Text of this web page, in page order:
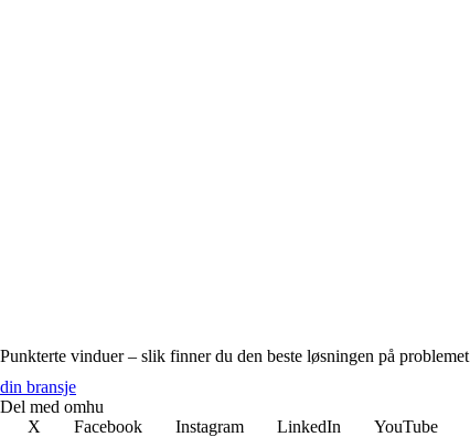
Punkterte vinduer – slik finner du den beste løsningen på problemet
din bransje
Del med omhu
X
Facebook Instagram LinkedIn YouTube